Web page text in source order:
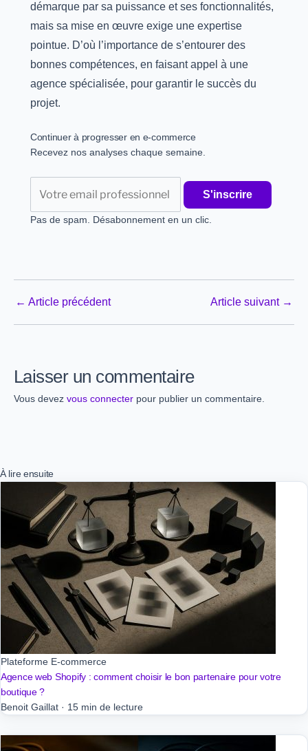
démarque par sa puissance et ses fonctionnalités,
mais sa mise en œuvre exige une expertise
pointue. D’où l’importance de s’entourer des
bonnes compétences, en faisant appel à une
agence spécialisée, pour garantir le succès du
projet.
Continuer à progresser en e-commerce
Recevez nos analyses chaque semaine.
S'inscrire
Pas de spam. Désabonnement en un clic.
← Article précédent Article suivant →
Laisser un commentaire
Vous devez vous connecter pour publier un commentaire.
À lire ensuite
Plateforme E-commerce
Agence web Shopify : comment choisir le bon partenaire pour votre
boutique ?
Benoit Gaillat · 15 min de lecture